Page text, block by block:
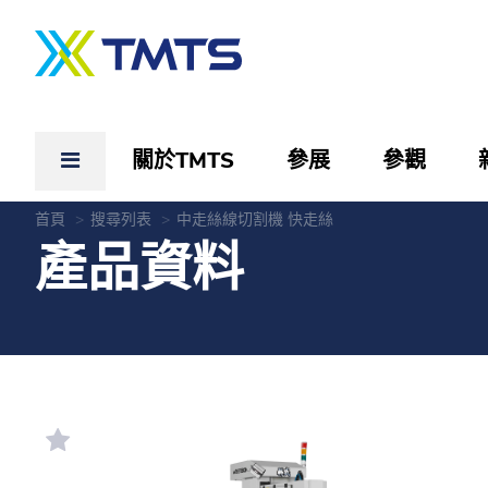
關於TMTS 參展 參觀
首頁 搜尋列表 中走絲線切割機 快走絲
產品資料